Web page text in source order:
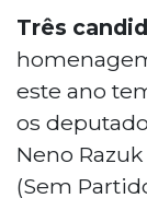
Três
este ano
os
Neno
(Sem